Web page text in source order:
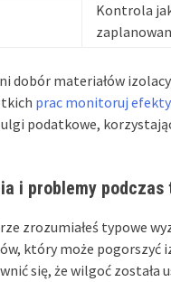
Kontrola
dobór materiałów
prac monitoruj
podatkowe,
i problemy
zrozumiałeś typowe
który może pogorszyć
się, że wilgoć została